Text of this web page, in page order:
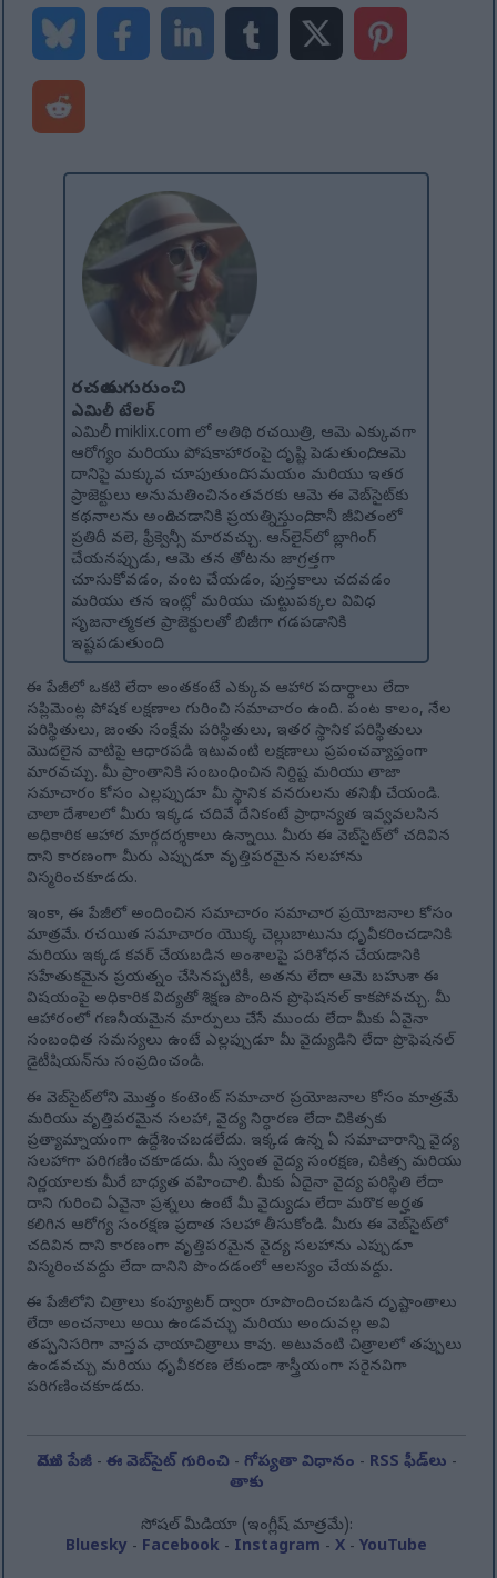
రచయిత గురుంచి
ఎమిలీ టేలర్
ఎమిలీ miklix.com లో అతిథి రచయిత్రి, ఆమె ఎక్కువగా
ఆరోగ్యం మరియు పోషకాహారంపై దృష్టి పెడుతుంది, ఆమె
దానిపై మక్కువ చూపుతుంది. సమయం మరియు ఇతర
ప్రాజెక్టులు అనుమతించినంతవరకు ఆమె ఈ వెబ్‌సైట్‌కు
కథనాలను అందించడానికి ప్రయత్నిస్తుంది, కానీ జీవితంలో
ప్రతిదీ వలె, ఫ్రీక్వెన్సీ మారవచ్చు. ఆన్‌లైన్‌లో బ్లాగింగ్
చేయనప్పుడు, ఆమె తన తోటను జాగ్రత్తగా
చూసుకోవడం, వంట చేయడం, పుస్తకాలు చదవడం
మరియు తన ఇంట్లో మరియు చుట్టుపక్కల వివిధ
సృజనాత్మకత ప్రాజెక్టులతో బిజీగా గడపడానికి
ఇష్టపడుతుంది.
ఈ పేజీలో ఒకటి లేదా అంతకంటే ఎక్కువ ఆహార పదార్థాలు లేదా
సప్లిమెంట్ల పోషక లక్షణాల గురించి సమాచారం ఉంది. పంట కాలం, నేల
పరిస్థితులు, జంతు సంక్షేమ పరిస్థితులు, ఇతర స్థానిక పరిస్థితులు
మొదలైన వాటిపై ఆధారపడి ఇటువంటి లక్షణాలు ప్రపంచవ్యాప్తంగా
మారవచ్చు. మీ ప్రాంతానికి సంబంధించిన నిర్దిష్ట మరియు తాజా
సమాచారం కోసం ఎల్లప్పుడూ మీ స్థానిక వనరులను తనిఖీ చేయండి.
చాలా దేశాలలో మీరు ఇక్కడ చదివే దేనికంటే ప్రాధాన్యత ఇవ్వవలసిన
అధికారిక ఆహార మార్గదర్శకాలు ఉన్నాయి. మీరు ఈ వెబ్‌సైట్‌లో చదివిన
దాని కారణంగా మీరు ఎప్పుడూ వృత్తిపరమైన సలహాను
విస్మరించకూడదు.
ఇంకా, ఈ పేజీలో అందించిన సమాచారం సమాచార ప్రయోజనాల కోసం
మాత్రమే. రచయిత సమాచారం యొక్క చెల్లుబాటును ధృవీకరించడానికి
మరియు ఇక్కడ కవర్ చేయబడిన అంశాలపై పరిశోధన చేయడానికి
సహేతుకమైన ప్రయత్నం చేసినప్పటికీ, అతను లేదా ఆమె బహుశా ఈ
విషయంపై అధికారిక విద్యతో శిక్షణ పొందిన ప్రొఫెషనల్ కాకపోవచ్చు. మీ
ఆహారంలో గణనీయమైన మార్పులు చేసే ముందు లేదా మీకు ఏవైనా
సంబంధిత సమస్యలు ఉంటే ఎల్లప్పుడూ మీ వైద్యుడిని లేదా ప్రొఫెషనల్
డైటీషియన్‌ను సంప్రదించండి.
ఈ వెబ్‌సైట్‌లోని మొత్తం కంటెంట్ సమాచార ప్రయోజనాల కోసం మాత్రమే
మరియు వృత్తిపరమైన సలహా, వైద్య నిర్ధారణ లేదా చికిత్సకు
ప్రత్యామ్నాయంగా ఉద్దేశించబడలేదు. ఇక్కడ ఉన్న ఏ సమాచారాన్ని వైద్య
సలహాగా పరిగణించకూడదు. మీ స్వంత వైద్య సంరక్షణ, చికిత్స మరియు
నిర్ణయాలకు మీరే బాధ్యత వహించాలి. మీకు ఏదైనా వైద్య పరిస్థితి లేదా
దాని గురించి ఏవైనా ప్రశ్నలు ఉంటే మీ వైద్యుడు లేదా మరొక అర్హత
కలిగిన ఆరోగ్య సంరక్షణ ప్రదాత సలహా తీసుకోండి. మీరు ఈ వెబ్‌సైట్‌లో
చదివిన దాని కారణంగా వృత్తిపరమైన వైద్య సలహాను ఎప్పుడూ
విస్మరించవద్దు లేదా దానిని పొందడంలో ఆలస్యం చేయవద్దు.
ఈ పేజీలోని చిత్రాలు కంప్యూటర్ ద్వారా రూపొందించబడిన దృష్టాంతాలు
లేదా అంచనాలు అయి ఉండవచ్చు మరియు అందువల్ల అవి
తప్పనిసరిగా వాస్తవ ఛాయాచిత్రాలు కావు. అటువంటి చిత్రాలలో తప్పులు
ఉండవచ్చు మరియు ధృవీకరణ లేకుండా శాస్త్రీయంగా సరైనవిగా
పరిగణించకూడదు.
మొదటి పేజీ- ఈ వెబ్‌సైట్ గురించి - గోప్యతా విధానం - RSS ఫీడ్‌లు -
తాకు
సోషల్ మీడియా (ఇంగ్లీష్ మాత్రమే):
Bluesky - Facebook - Instagram -X -YouTube